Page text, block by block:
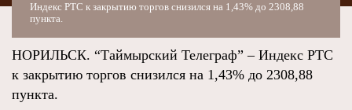
Индекс РТС к закрытию торгов снизился на 1,43% до 2308,88
пункта.
НОРИЛЬСК. “Таймырский Телеграф” – Индекс РТС
к закрытию торгов снизился на 1,43% до 2308,88
пункта.